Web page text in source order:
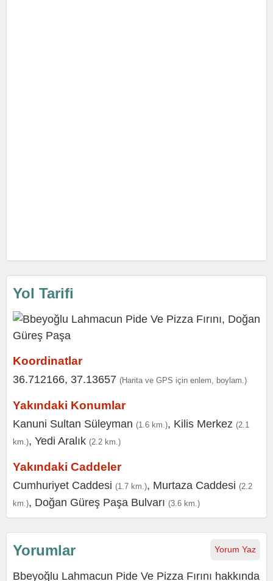
Yol Tarifi
Koordinatlar
36.712166, 37.13657 (Harita ve GPS için enlem, boylam.)
Yakındaki Konumlar
Kanuni Sultan Süleyman (1.6 km.), Kilis Merkez (2.1
km.), Yedi Aralık (2.2 km.)
Yakındaki Caddeler
Cumhuriyet Caddesi (1.7 km.), Murtaza Caddesi (2.2
km.), Doğan Güreş Paşa Bulvarı (3.6 km.)
Yorum Yaz
Yorumlar
Bbeyoğlu Lahmacun Pide Ve Pizza Fırını hakkında